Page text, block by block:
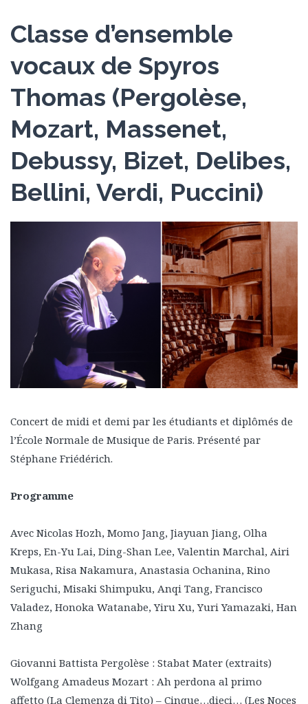
Classe d’ensemble
vocaux de Spyros
Thomas (Pergolèse,
Mozart, Massenet,
Debussy, Bizet, Delibes,
Bellini, Verdi, Puccini)
Concert de midi et demi par les étudiants et diplômés de
l’École Normale de Musique de Paris. Présenté par
Stéphane Friédérich.
Programme
Avec Nicolas Hozh, Momo Jang, Jiayuan Jiang, Olha
Kreps, En-Yu Lai, Ding-Shan Lee, Valentin Marchal, Airi
Mukasa, Risa Nakamura, Anastasia Ochanina, Rino
Seriguchi, Misaki Shimpuku, Anqi Tang, Francisco
Valadez, Honoka Watanabe, Yiru Xu, Yuri Yamazaki, Han
Zhang
Giovanni Battista Pergolèse : Stabat Mater (extraits)
Wolfgang Amadeus Mozart : Ah perdona al primo
affetto (La Clemenza di Tito) – Cinque…dieci… (Les Noces